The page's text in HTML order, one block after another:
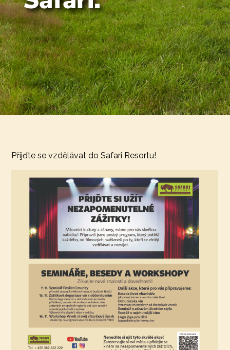
Přijďte se vzdělávat do Safari Resortu!